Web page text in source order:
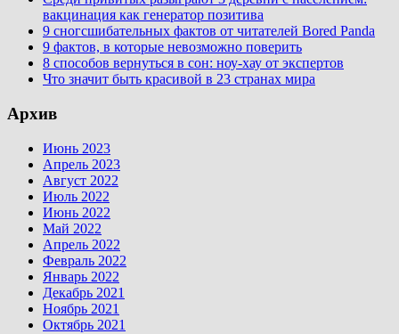
вакцинация как генератор позитива
9 сногсшибательных фактов от читателей Bored Panda
9 фактов, в которые невозможно поверить
8 способов вернуться в сон: ноу-хау от экспертов
Что значит быть красивой в 23 странах мира
Архив
Июнь 2023
Апрель 2023
Август 2022
Июль 2022
Июнь 2022
Май 2022
Апрель 2022
Февраль 2022
Январь 2022
Декабрь 2021
Ноябрь 2021
Октябрь 2021